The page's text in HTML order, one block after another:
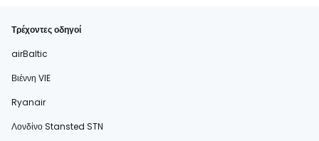
Τρέχοντες οδηγοί
airBaltic
Βιέννη VIE
Ryanair
Λονδίνο Stansted STN